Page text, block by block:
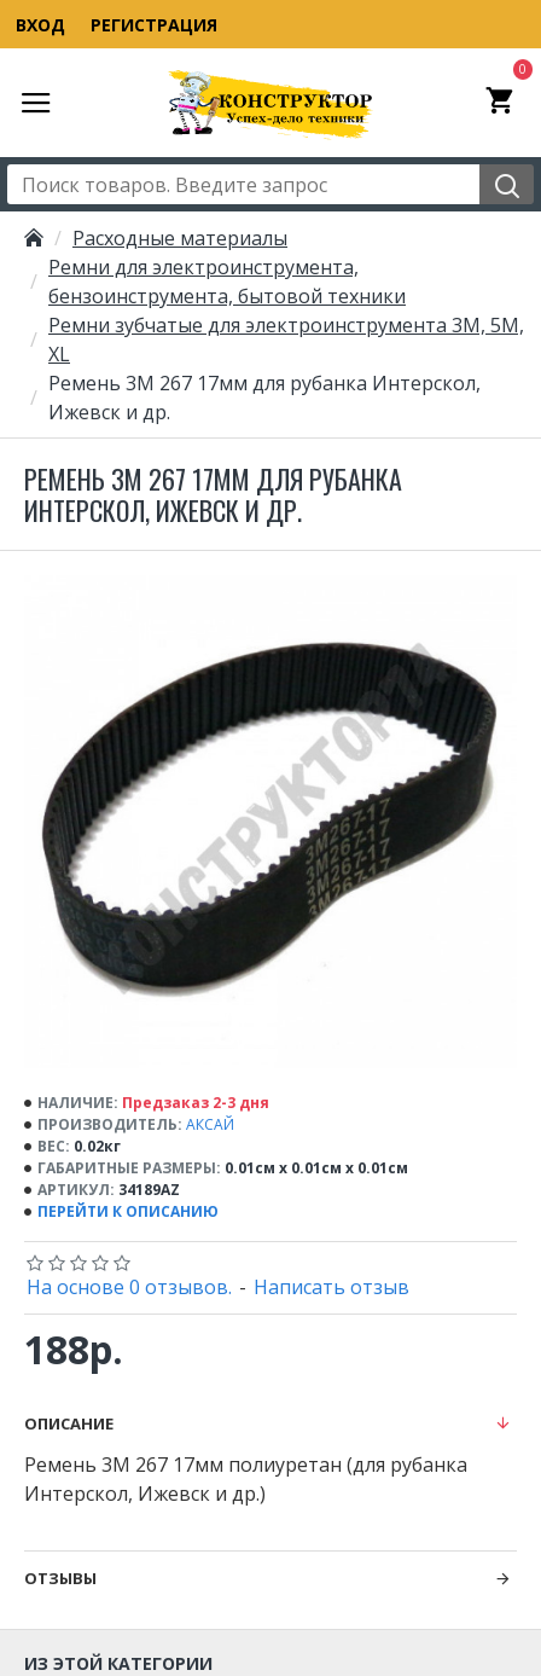
ВХОД РЕГИСТРАЦИЯ
0
Расходные материалы
Ремни для электроинструмента,
бензоинструмента, бытовой техники
Ремни зубчатые для электроинструмента 3M, 5M,
XL
Ремень 3М 267 17мм для рубанка Интерскол,
Ижевск и др.
РЕМЕНЬ 3М 267 17ММ ДЛЯ РУБАНКА
ИНТЕРСКОЛ, ИЖЕВСК И ДР.
НАЛИЧИЕ: Предзаказ 2-3 дня
ПРОИЗВОДИТЕЛЬ: АКСАЙ
ВЕС: 0.02кг
ГАБАРИТНЫЕ РАЗМЕРЫ: 0.01см x 0.01см x 0.01см
АРТИКУЛ: 34189AZ
ПЕРЕЙТИ К ОПИСАНИЮ
На основе 0 отзывов. - Написать отзыв
188р.
ОПИСАНИЕ
Ремень 3М 267 17мм полиуретан (для рубанка
Интерскол, Ижевск и др.)
ОТЗЫВЫ
ИЗ ЭТОЙ КАТЕГОРИИ